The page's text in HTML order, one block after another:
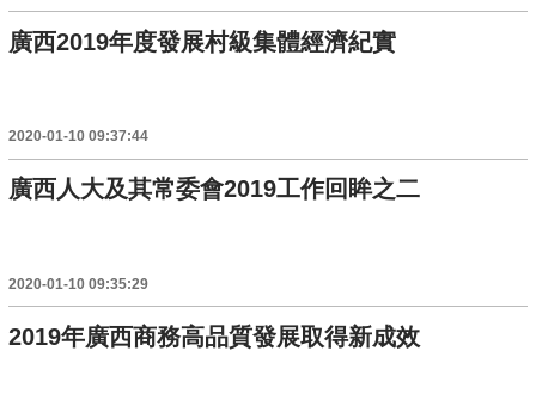
廣西2019年度發展村級集體經濟紀實
2020-01-10 09:37:44
廣西人大及其常委會2019工作回眸之二
2020-01-10 09:35:29
2019年廣西商務高品質發展取得新成效